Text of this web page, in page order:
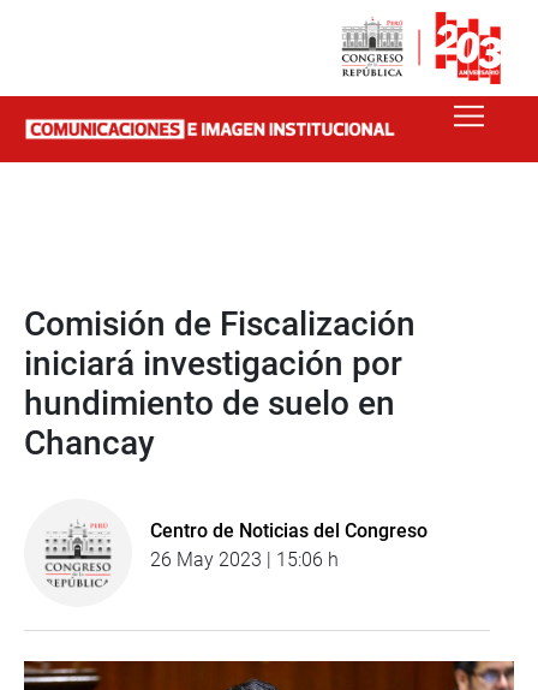
Comisión de Fiscalización
iniciará investigación por
hundimiento de suelo en
Chancay
Centro de Noticias del Congreso
26 May 2023 | 15:06 h